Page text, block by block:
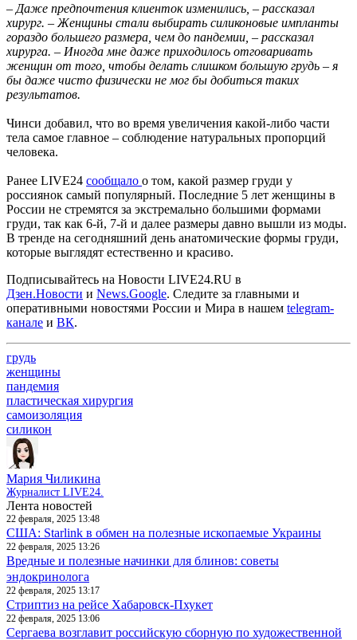
– Даже предпочтения клиенток изменились, – рассказал
хирург. – Женщины стали выбирать силиконовые импланты
гораздо большего размера, чем до пандемии, – рассказал
хирурга. – Иногда мне даже приходилось отговаривать
женщин от того, чтобы делать слишком большую грудь – я
бы даже чисто физически не мог бы добиться таких
результатов.
Чинси добавил, что во время увеличения какой-либо части
тела самое главное – соблюдение натуральных пропорций
человека.
Ранее LIVE24 сообщало о том, какой размер груди у
россиянок самый популярный. Последние 5 лет женщины в
России не стремятся за экстремально большими формами
груди, так как 6-й, 7-й и далее размеры давно вышли из моды.
В тренде на сегодняшний день анатомические формы груди,
которые выглядят естественно и красиво.
Подписывайтесь на Новости LIVE24.RU в
Дзен.Новости и News.Google. Следите за главными и
оперативными новостями России и Мира в нашем telegram-
канале и ВК.
грудь
женщины
пандемия
пластическая хирургия
самоизоляция
силикон
Мария Чиликина
Журналист LIVE24.
Лента новостей
22 февраля, 2025 13:48
США: Starlink в обмен на полезные ископаемые Украины
22 февраля, 2025 13:26
Вредные и полезные начинки для блинов: советы
эндокринолога
22 февраля, 2025 13:17
Стриптиз на рейсе Хабаровск-Пхукет
22 февраля, 2025 13:06
Сергаева возглавит российскую сборную по художественной